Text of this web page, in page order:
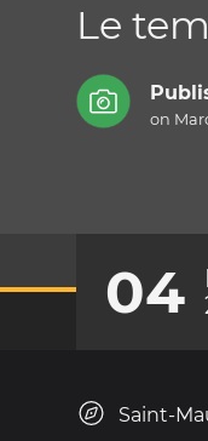
Le
on
04
Saint-